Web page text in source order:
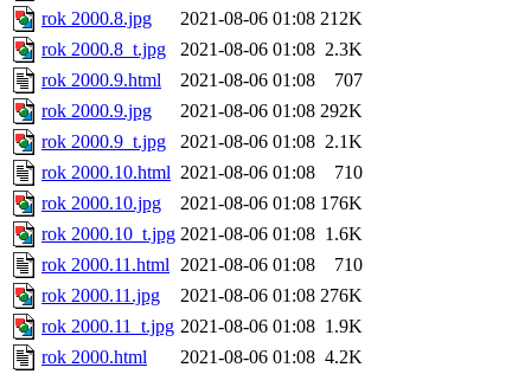
rok 2000.8.jpg
2021-08-06 01:08 212K
rok 2000.8_t.jpg
2021-08-06 01:08 2.3K
rok 2000.9.html
2021-08-06 01:08
707
rok 2000.9.jpg
2021-08-06 01:08 292K
rok 2000.9_t.jpg
2021-08-06 01:08 2.1K
rok 2000.10.html 2021-08-06 01:08
710
rok 2000.10.jpg
2021-08-06 01:08 176K
rok 2000.10_t.jpg 2021-08-06 01:08 1.6K
rok 2000.11.html 2021-08-06 01:08
710
rok 2000.11.jpg
2021-08-06 01:08 276K
rok 2000.11_t.jpg 2021-08-06 01:08 1.9K
rok 2000.html
2021-08-06 01:08 4.2K